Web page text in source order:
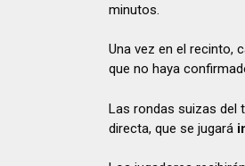
minutos.
Una vez en el recinto,
que no haya
Las rondas suizas del
directa, que se jugará